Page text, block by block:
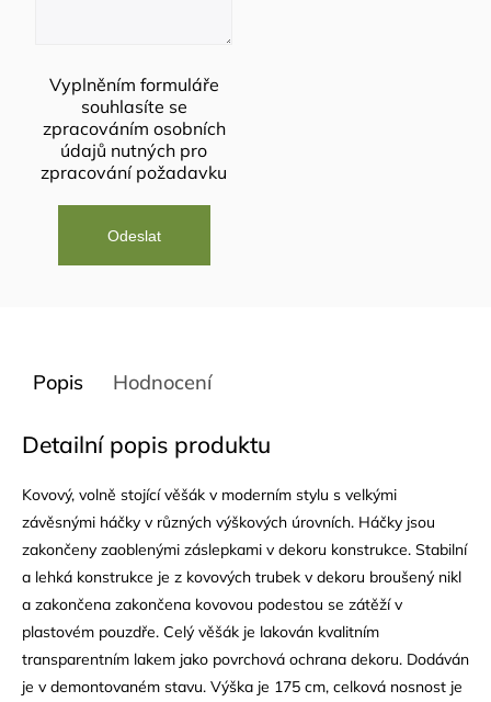
Vyplněním formuláře
souhlasíte se
zpracováním osobních
údajů nutných pro
zpracování požadavku
Popis Hodnocení
Detailní popis produktu
Kovový, volně stojící věšák v moderním stylu s velkými
závěsnými háčky v různých výškových úrovních. Háčky jsou
zakončeny zaoblenými záslepkami v dekoru konstrukce. Stabilní
a lehká konstrukce je z kovových trubek v dekoru broušený nikl
a zakončena zakončena kovovou podestou se zátěží v
plastovém pouzdře. Celý věšák je lakován kvalitním
transparentním lakem jako povrchová ochrana dekoru. Dodáván
je v demontovaném stavu. Výška je 175 cm, celková nosnost je